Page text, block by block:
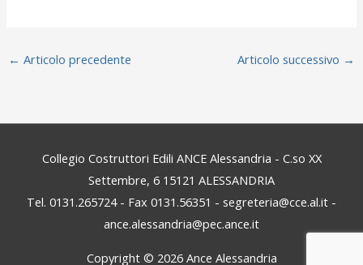
← Articolo precedente Articolo successivo →
Collegio Costruttori Edili ANCE Alessandria - C.so XX
Settembre, 6 15121 ALESSANDRIA
Tel. 0131.265724 - Fax 0131.56351 - segreteria@cce.al.it -
ance.alessandria@pec.ance.it
Copyright © 2026 Ance Alessandria